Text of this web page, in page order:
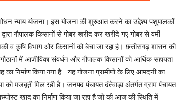
न्याय योजना। इस योजना की शुरुआत करने का उद्देश्य पशुपालकों
गौपालक किसानों से गोबर खरीद कर खरीदे गए गोबर से वर्मी
व कृषि विभाग और किसानों को बेचा जा रहा है। छत्तीसगढ़ शासन की
में आजीविका संवर्धन और गौपालक किसानों को आर्थिक सहायता
का निर्माण किया गया है। यह योजना ग्रामीणों के लिए आमदनी का
मजबूती मिल रही है। जनपद पंचायत दंतेवाड़ा अंतर्गत ग्राम पंचायत
खाद का निर्माण किया जा रहा है जो की आज की स्थिति में